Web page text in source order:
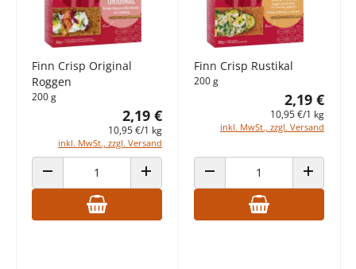
Finn Crisp Original
Roggen
200 g
2,19 €
10,95 €/1 kg
inkl. MwSt., zzgl. Versand
ANZAHL VERRINGERN ANZAHL ERHÖHEN
Finn Crisp Rustikal
200 g
2,19 €
10,95 €/1 kg
inkl. MwSt., zzgl. Versand
ANZAHL VERRINGERN ANZAHL